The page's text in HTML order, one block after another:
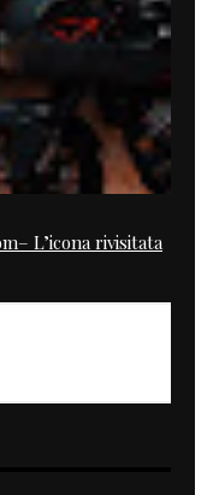
L’icona rivisitata